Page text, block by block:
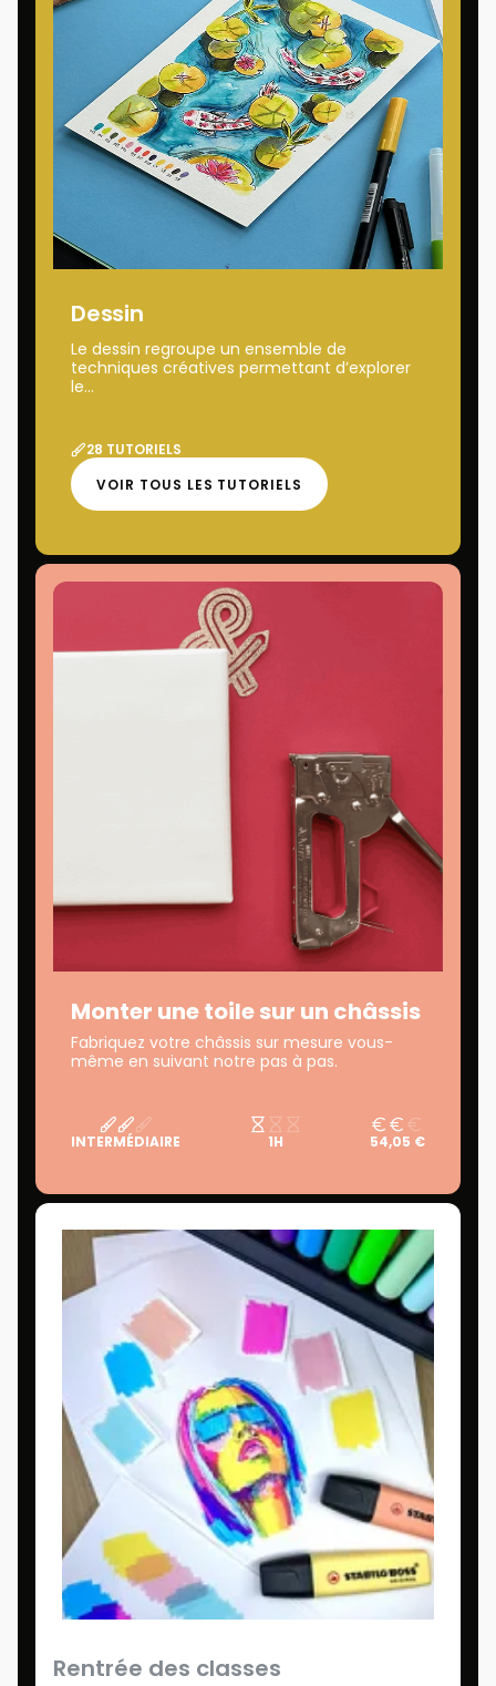
Dessin
Le dessin regroupe un ensemble de
techniques créatives permettant d’explorer
le...
28 TUTORIELS
VOIR TOUS LES TUTORIELS
Monter une toile sur un châssis
Fabriquez votre châssis sur mesure vous-
même en suivant notre pas à pas.
INTERMÉDIAIRE 1H 54,05 €
Rentrée des classes